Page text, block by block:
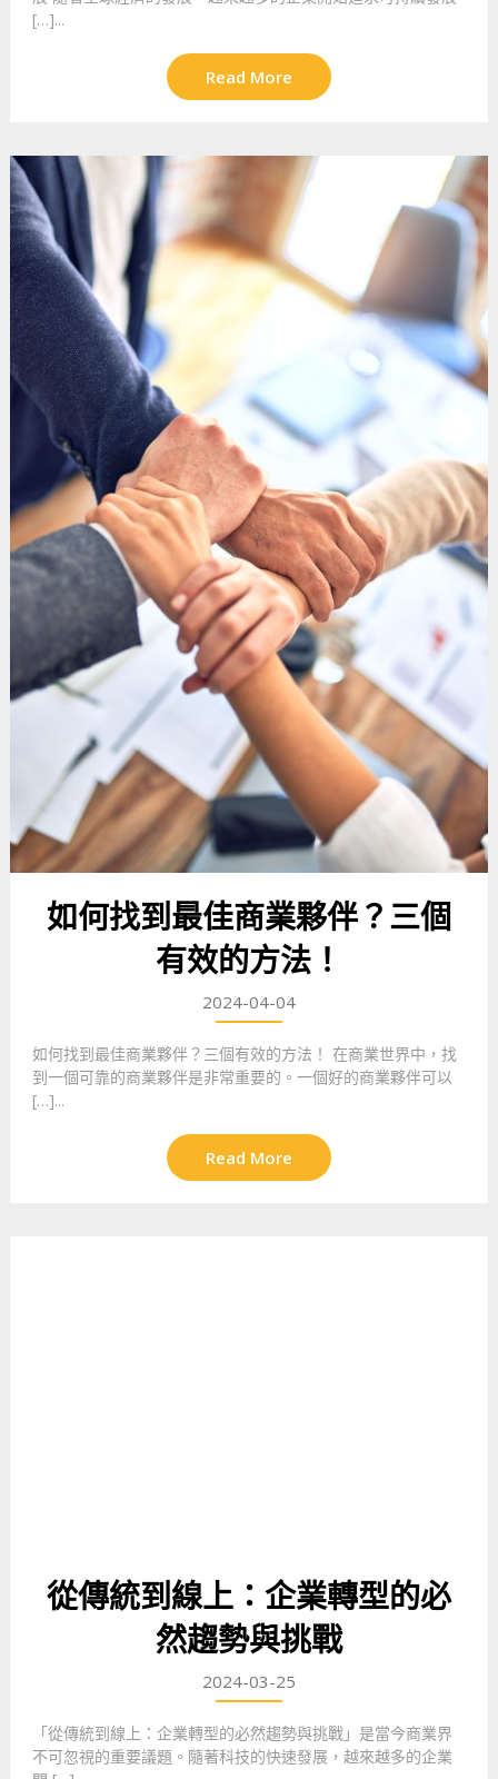
[…]...
Read More
如何找到最佳商業夥伴？三個
有效的方法！
2024-04-04
如何找到最佳商業夥伴？三個有效的方法！ 在商業世界中，找
到一個可靠的商業夥伴是非常重要的。一個好的商業夥伴可以
[…]...
Read More
從傳統到線上：企業轉型的必
然趨勢與挑戰
2024-03-25
「從傳統到線上：企業轉型的必然趨勢與挑戰」是當今商業界
不可忽視的重要議題。隨著科技的快速發展，越來越多的企業